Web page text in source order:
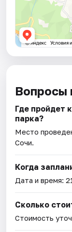
Вопросы
Где пройдет
парка?
Место
Сочи.
Когда
Дата и время:
Сколько
Стоимость